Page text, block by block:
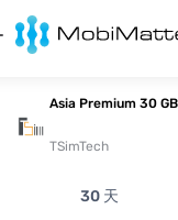
Asia Premium 30 GB
TSimTech
30 天